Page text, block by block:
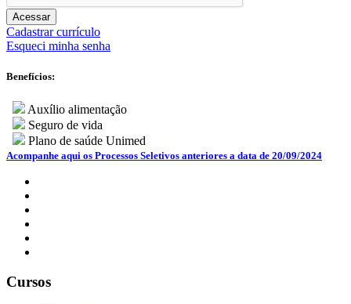
Acessar
Cadastrar currículo
Esqueci minha senha
Benefícios:
Auxílio alimentação
Seguro de vida
Plano de saúde Unimed
Acompanhe aqui os Processos Seletivos anteriores a data de 20/09/2024
Cursos